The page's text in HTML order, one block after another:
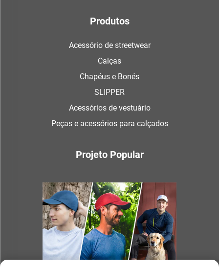
Produtos
Acessório de streetwear
Calças
Chapéus e Bonés
SLIPPER
Acessórios de vestuário
Peças e acessórios para calçados
Projeto Popular